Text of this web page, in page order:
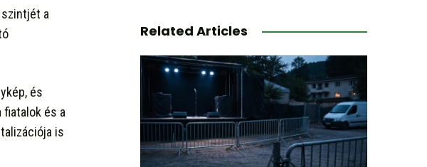
a
és
és a
is
Related Articles